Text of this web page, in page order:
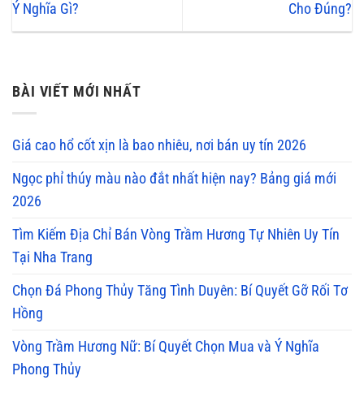
Ý Nghĩa Gì? Cho Đúng?
BÀI VIẾT MỚI NHẤT
Giá cao hổ cốt xịn là bao nhiêu, nơi bán uy tín 2026
Ngọc phỉ thúy màu nào đắt nhất hiện nay? Bảng giá mới
2026
Tìm Kiếm Địa Chỉ Bán Vòng Trầm Hương Tự Nhiên Uy Tín
Tại Nha Trang
Chọn Đá Phong Thủy Tăng Tình Duyên: Bí Quyết Gỡ Rối Tơ
Hồng
Vòng Trầm Hương Nữ: Bí Quyết Chọn Mua và Ý Nghĩa
Phong Thủy